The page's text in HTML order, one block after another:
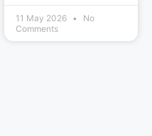
11 May 2026
No
Comments